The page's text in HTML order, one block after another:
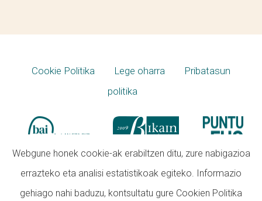
Cookie Politika Lege oharra
Pribatasun
politika
Webgune honek cookie-ak erabiltzen ditu, zure nabigazioa
errazteko eta analisi estatistikoak egiteko. Informazio
gehiago nahi baduzu, kontsultatu gure Cookien Politika